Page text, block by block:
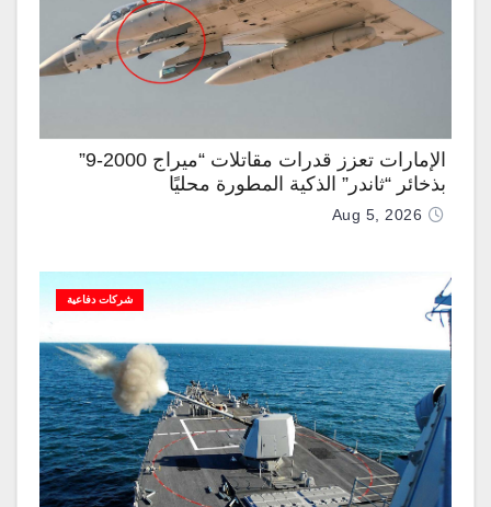
الإمارات تعزز قدرات مقاتلات “ميراج 2000-9”
بذخائر “ثاندر” الذكية المطورة محليًا
Aug 5, 2026
شركات دفاعية